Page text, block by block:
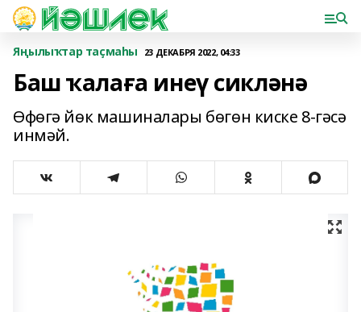
Яңылыҡтар таҫмаһы 23 ДЕКАБРЯ 2022, 04:33
Баш ҡалаға инеү сикләнә
Өфөгә йөк машиналары бөгөн киске 8-гәсә
инмәй.